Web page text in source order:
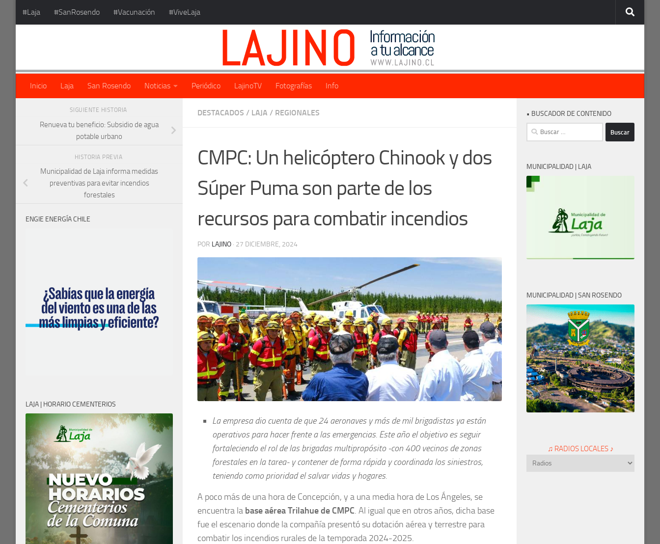
Saltar al contenido
#Laja #SanRosendo #Vacunación #ViveLaja
Inicio Laja San Rosendo Noticias Periódico LajinoTV Fotografías Info
DESTACADOS / LAJA / REGIONALES
CMPC: Un helicóptero Chinook y dos
Súper Puma son parte de los
recursos para combatir incendios
POR LAJINO · 27 DICIEMBRE, 2024
La empresa dio cuenta de que 24 aeronaves y más de mil brigadistas ya están
operativos para hacer frente a las emergencias. Este año el objetivo es seguir
fortaleciendo el rol de las brigadas multipropósito -con 400 vecinos de zonas
forestales en la tarea- y contener de forma rápida y coordinada los siniestros,
teniendo como prioridad el salvar vidas y hogares.
A poco más de una hora de Concepción, y a una media hora de Los Ángeles, se
encuentra la base aérea Trilahue de CMPC. Al igual que en otros años, dicha base
fue el escenario donde la compañía presentó su dotación aérea y terrestre para
combatir los incendios rurales de la temporada 2024-2025.
SIGUIENTE HISTORIA
Renueva tu beneficio: Subsidio de agua
potable urbano
HISTORIA PREVIA
Municipalidad de Laja informa medidas
preventivas para evitar incendios
forestales
ENGIE ENERGÍA CHILE
LAJA | HORARIO CEMENTERIOS
• BUSCADOR DE CONTENIDO
Buscar:
MUNICIPALIDAD | LAJA
MUNICIPALIDAD | SAN ROSENDO
♫ RADIOS LOCALES ♪